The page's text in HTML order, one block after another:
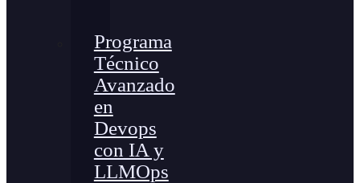
Programa
Técnico
Avanzado
en
Devops
con IA y
LLMOps